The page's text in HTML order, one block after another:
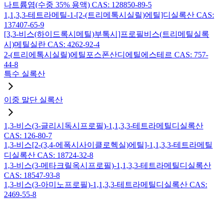
나트륨염(수중 35% 용액) CAS: 128850-89-5
1,1,3,3-테트라메틸-1-[2-(트리메톡시실릴)에틸]디실록산 CAS:
137407-65-9
[3,3-비스(하이드록시메틸)부톡시]프로필비스(트리메틸실록
시)메틸실란 CAS: 4262-92-4
2-(트리에톡시실릴)에틸포스폰산디에틸에스테르 CAS: 757-
44-8
특수 실록산
이중 말단 실록산
1,3-비스(3-글리시독시프로필)-1,1,3,3-테트라메틸디실록산
CAS: 126-80-7
1,3-비스[2-(3,4-에폭시사이클로헥실)에틸]-1,1,3,3-테트라메틸
디실록산 CAS: 18724-32-8
1,3-비스(3-메타크릴옥시프로필)-1,1,3,3-테트라메틸디실록산
CAS: 18547-93-8
1,3-비스(3-아미노프로필)-1,1,3,3-테트라메틸디실록산 CAS:
2469-55-8